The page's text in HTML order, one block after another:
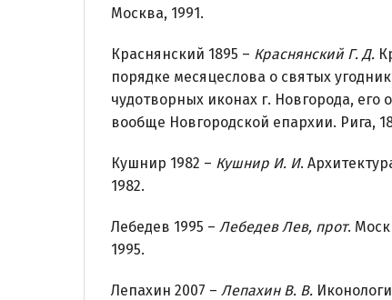
Москва, 1991.
Краснянский 1895 – Краснянский Г. Д.
порядке месяцеслова о святых
чудотворных иконах г. Новгорода, его
вообще Новгородской епархии. Рига,
Кушнир 1982 – Кушнир И. И.
1982.
Лебедев 1995 – Лебедев Лев, прот.
1995.
Лепахин 2007 – Лепахин В. В.